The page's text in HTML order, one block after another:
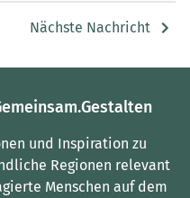
Nächste Nachricht
und Inspiration zu
Regionen relevant
Menschen auf dem